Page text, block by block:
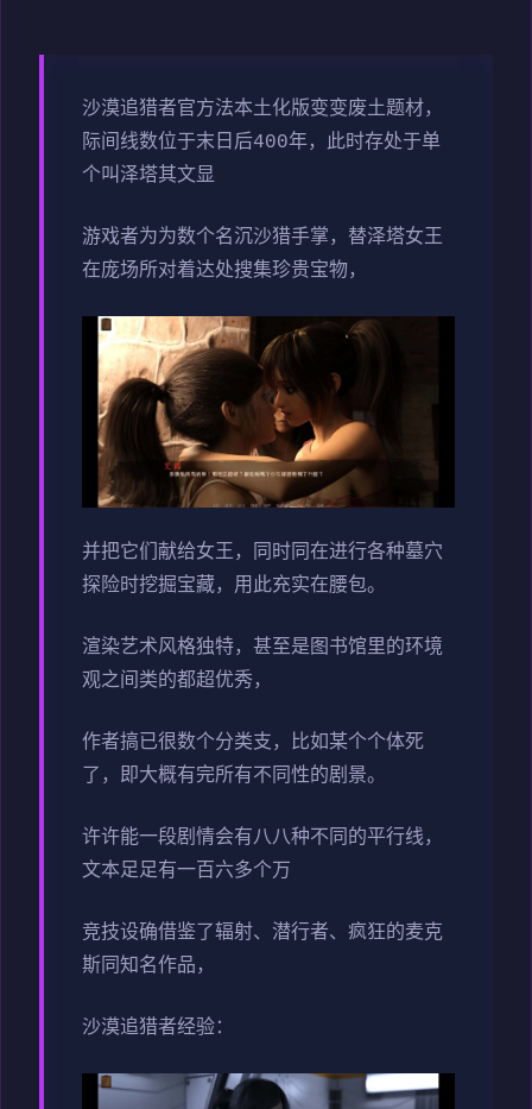
沙漠追猎者官方法本土化版变变废土题材，
际间线数位于末日后400年，此时存处于单
个叫泽塔其文显
游戏者为为数个名沉沙猎手掌，替泽塔女王
在庞场所对着达处搜集珍贵宝物，
并把它们献给女王，同时同在进行各种墓穴
探险时挖掘宝藏，用此充实在腰包。
渲染艺术风格独特，甚至是图书馆里的环境
观之间类的都超优秀，
作者搞已很数个分类支，比如某个个体死
了，即大概有完所有不同性的剧景。
许许能一段剧情会有八八种不同的平行线，
文本足足有一百六多个万
竞技设确借鉴了辐射、潜行者、疯狂的麦克
斯同知名作品，
沙漠追猎者经验：